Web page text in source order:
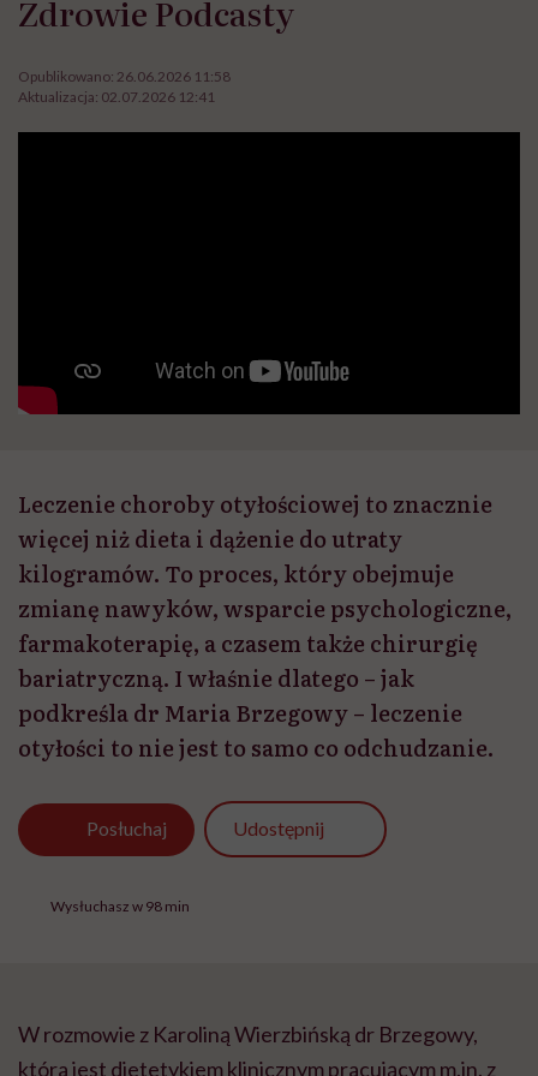
Zdrowie Podcasty
Opublikowano: 26.06.2026 11:58
Aktualizacja: 02.07.2026 12:41
Leczenie choroby otyłościowej to znacznie
więcej niż dieta i dążenie do utraty
kilogramów. To proces, który obejmuje
zmianę nawyków, wsparcie psychologiczne,
farmakoterapię, a czasem także chirurgię
bariatryczną. I właśnie dlatego – jak
podkreśla dr Maria Brzegowy – leczenie
otyłości to nie jest to samo co odchudzanie.
Posłuchaj Udostępnij
Wysłuchasz w 98 min
W rozmowie z Karoliną Wierzbińską dr Brzegowy,
która jest dietetykiem klinicznym pracującym m.in. z